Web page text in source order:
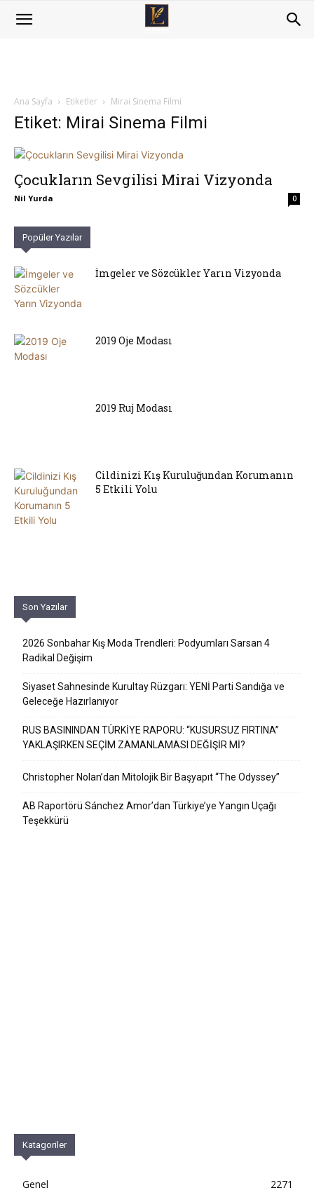
Ana Sayfa Etiketler Mirai Sinema Filmi
Etiket: Mirai Sinema Filmi
Çocukların Sevgilisi Mirai Vizyonda
Nil Yurda 0
Popüler Yazılar
İmgeler ve Sözcükler Yarın Vizyonda
2019 Oje Modası
2019 Ruj Modası
Cildinizi Kış Kuruluğundan Korumanın
5 Etkili Yolu
Son Yazılar
2026 Sonbahar Kış Moda Trendleri: Podyumları Sarsan 4
Radikal Değişim
Siyaset Sahnesinde Kurultay Rüzgarı: YENİ Parti Sandığa ve
Geleceğe Hazırlanıyor
RUS BASININDAN TÜRKİYE RAPORU: “KUSURSUZ FIRTINA”
YAKLAŞIRKEN SEÇİM ZAMANLAMASI DEĞİŞİR Mİ?
Christopher Nolan’dan Mitolojik Bir Başyapıt “The Odyssey”
AB Raportörü Sánchez Amor’dan Türkiye’ye Yangın Uçağı
Teşekkürü
Katagoriler
Genel
2271